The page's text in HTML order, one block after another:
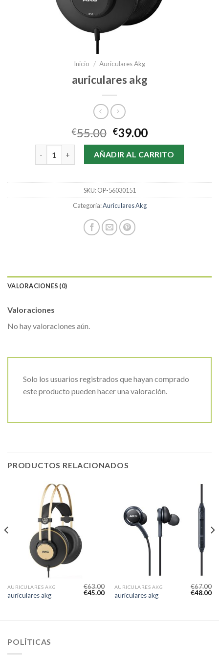
Inicio / Auriculares Akg
auriculares akg
€55.00 €39.00
auriculares akg cantidadAÑADIR AL CARRITO
SKU:OP-56030151
Categoría:Auriculares Akg
VALORACIONES (0)
Valoraciones
No hay valoraciones aún.
Solo los usuarios registrados que hayan comprado
este producto pueden hacer una valoración.
PRODUCTOS RELACIONADOS
AURICULARES AKG
auriculares akg
€63.00
€45.00
AURICULARES AKG
auriculares akg
€67.00
€48.00
POLÍTICAS